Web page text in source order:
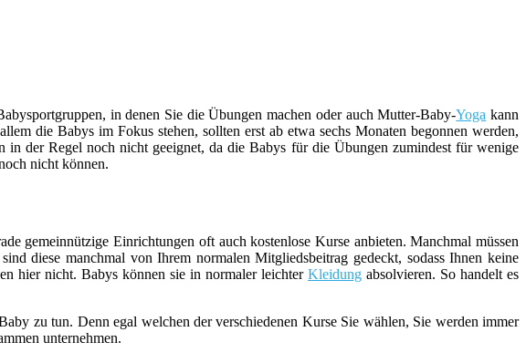
in denen Sie die Übungen machen oder auch Mutter-Baby-Yoga kann
die Babys im Fokus stehen, sollten erst ab etwa sechs Monaten begonnen werden,
in der Regel noch nicht geeignet, da die Babys für die Übungen zumindest für wenige
nicht können.
gemeinnützige Einrichtungen oft auch kostenlose Kurse anbieten. Manchmal müssen
diese manchmal von Ihrem normalen Mitgliedsbeitrag gedeckt, sodass Ihnen keine
hier nicht. Babys können sie in normaler leichter Kleidung absolvieren. So handelt es
zu tun. Denn egal welchen der verschiedenen Kurse Sie wählen, Sie werden immer
unternehmen.